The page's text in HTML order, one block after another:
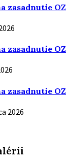
zasadnutie OZ
zasadnutie
zasadnutie
2026